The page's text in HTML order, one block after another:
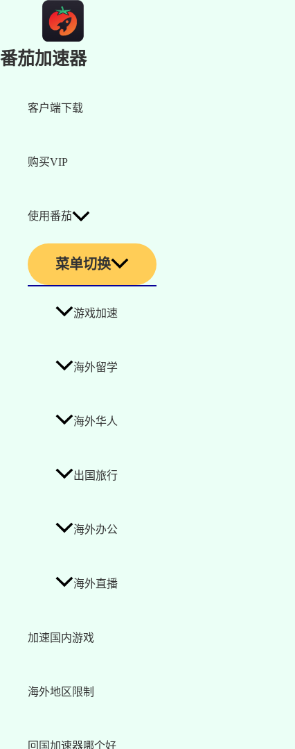
番茄加速器
客户端下载
购买VIP
使用番茄
菜单切换
游戏加速
海外留学
海外华人
出国旅行
海外办公
海外直播
加速国内游戏
海外地区限制
回国加速器哪个好